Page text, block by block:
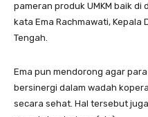
pameran produk UMKM baik di
kata Ema Rachmawati, Kepala
Tengah.
Ema pun mendorong agar
bersinergi dalam wadah
secara sehat. Hal tersebut